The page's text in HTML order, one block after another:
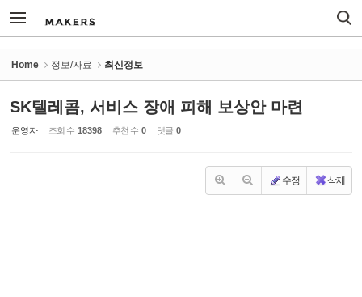
Home 정보/자료 최신정보
SK텔레콤, 서비스 장애 피해 보상안 마련
운영자 조회 수 18398 추천 수 0 댓글 0
수정 삭제